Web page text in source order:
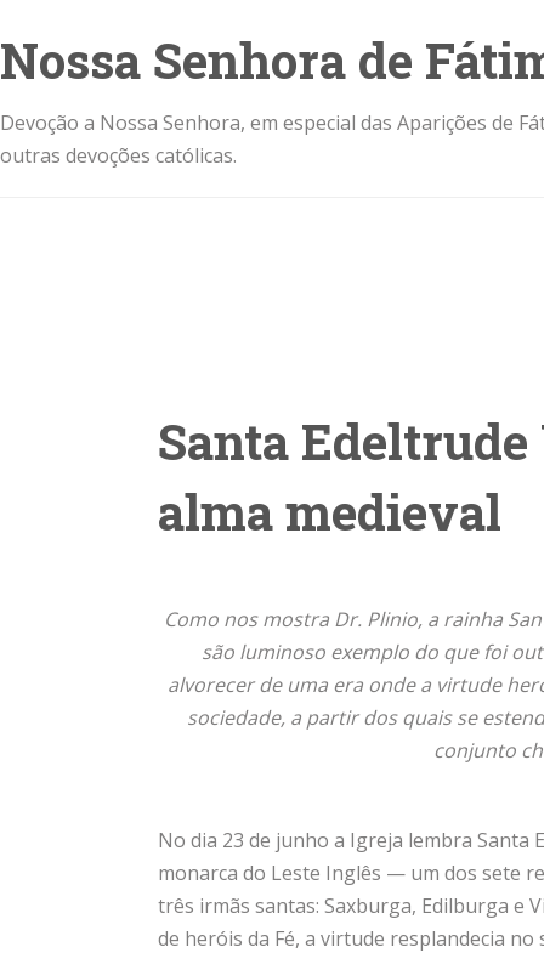
Nossa Senhora de
Devoção a Nossa Senhora, em especial das Aparições de
outras devoções católicas.
Santa
alma medieval
Como nos mostra Dr. Plinio, a rainha
são luminoso exemplo do que foi
alvorecer de uma era onde a virtude
sociedade, a partir dos quais se
conjunto
No dia 23 de junho a Igreja lembra Santa
monarca do Leste Inglês — um dos sete
três irmãs santas: Saxburga, Edilburga e
de heróis da Fé, a virtude resplandecia